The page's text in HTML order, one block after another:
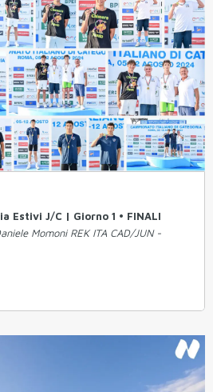
Estivi J/C | Giorno 1 • FINALI
Momoni REK ITA CAD/JUN -